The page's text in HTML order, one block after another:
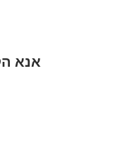
אנא